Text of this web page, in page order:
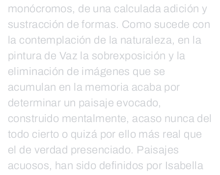
monócromos, de una calculada adición y
sustracción de formas. Como sucede con
la contemplación de la naturaleza, en la
pintura de Vaz la sobrexposición y la
eliminación de imágenes que se
acumulan en la memoria acaba por
determinar un paisaje evocado,
construido mentalmente, acaso nunca del
todo cierto o quizá por ello más real que
el de verdad presenciado. Paisajes
acuosos, han sido definidos por Isabella